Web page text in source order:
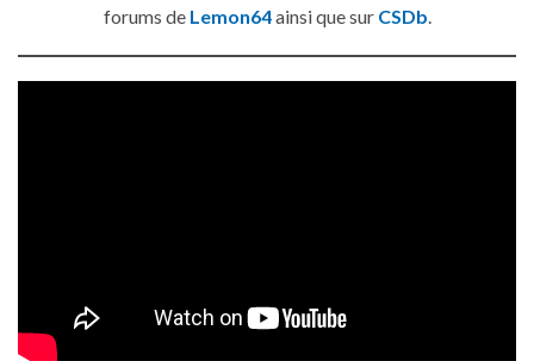
forums de Lemon64ainsi que sur CSDb